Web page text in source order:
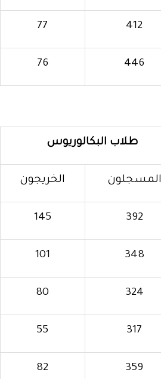
412
77
446
76
طلاب البكالوريوس
المسجلون الخريجون
392
145
348
101
324
80
317
55
359
82